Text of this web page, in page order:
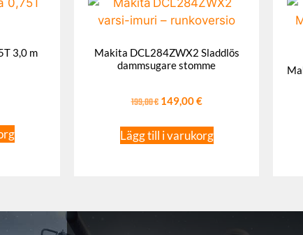
3,0 m
Makita DCL284ZWX2 Sladdlös
dammsugare stomme
199,00€ 149,00€
Lägg till i varukorg